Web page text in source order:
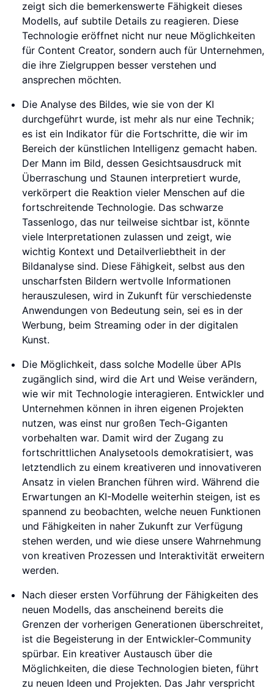
zeigt sich die bemerkenswerte Fähigkeit dieses
Modells, auf subtile Details zu reagieren. Diese
Technologie eröffnet nicht nur neue Möglichkeiten
für Content Creator, sondern auch für Unternehmen,
die ihre Zielgruppen besser verstehen und
ansprechen möchten.
Die Analyse des Bildes, wie sie von der KI
durchgeführt wurde, ist mehr als nur eine Technik;
es ist ein Indikator für die Fortschritte, die wir im
Bereich der künstlichen Intelligenz gemacht haben.
Der Mann im Bild, dessen Gesichtsausdruck mit
Überraschung und Staunen interpretiert wurde,
verkörpert die Reaktion vieler Menschen auf die
fortschreitende Technologie. Das schwarze
Tassenlogo, das nur teilweise sichtbar ist, könnte
viele Interpretationen zulassen und zeigt, wie
wichtig Kontext und Detailverliebtheit in der
Bildanalyse sind. Diese Fähigkeit, selbst aus den
unscharfsten Bildern wertvolle Informationen
herauszulesen, wird in Zukunft für verschiedenste
Anwendungen von Bedeutung sein, sei es in der
Werbung, beim Streaming oder in der digitalen
Kunst.
Die Möglichkeit, dass solche Modelle über APIs
zugänglich sind, wird die Art und Weise verändern,
wie wir mit Technologie interagieren. Entwickler und
Unternehmen können in ihren eigenen Projekten
nutzen, was einst nur großen Tech-Giganten
vorbehalten war. Damit wird der Zugang zu
fortschrittlichen Analysetools demokratisiert, was
letztendlich zu einem kreativeren und innovativeren
Ansatz in vielen Branchen führen wird. Während die
Erwartungen an KI-Modelle weiterhin steigen, ist es
spannend zu beobachten, welche neuen Funktionen
und Fähigkeiten in naher Zukunft zur Verfügung
stehen werden, und wie diese unsere Wahrnehmung
von kreativen Prozessen und Interaktivität erweitern
werden.
Nach dieser ersten Vorführung der Fähigkeiten des
neuen Modells, das anscheinend bereits die
Grenzen der vorherigen Generationen überschreitet,
ist die Begeisterung in der Entwickler-Community
spürbar. Ein kreativer Austausch über die
Möglichkeiten, die diese Technologien bieten, führt
zu neuen Ideen und Projekten. Das Jahr verspricht